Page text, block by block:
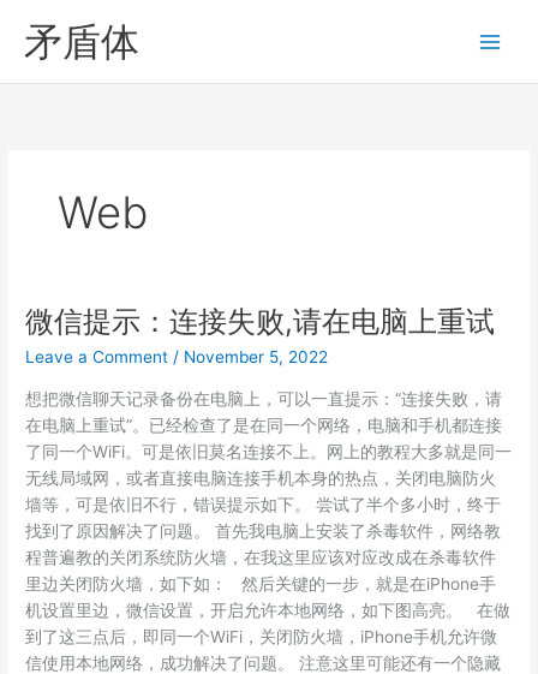
content
矛盾体
Web
微信提示：连接失败,请在电脑上重试
Leave a Comment / November 5, 2022
想把微信聊天记录备份在电脑上，可以一直提示：“连接失败，请
在电脑上重试”。已经检查了是在同一个网络，电脑和手机都连接
了同一个WiFi。可是依旧莫名连接不上。网上的教程大多就是同一
无线局域网，或者直接电脑连接手机本身的热点，关闭电脑防火
墙等，可是依旧不行，错误提示如下。 尝试了半个多小时，终于
找到了原因解决了问题。 首先我电脑上安装了杀毒软件，网络教
程普遍教的关闭系统防火墙，在我这里应该对应改成在杀毒软件
里边关闭防火墙，如下如： 然后关键的一步，就是在iPhone手
机设置里边，微信设置，开启允许本地网络，如下图高亮。 在做
到了这三点后，即同一个WiFi，关闭防火墙，iPhone手机允许微
信使用本地网络，成功解决了问题。 注意这里可能还有一个隐藏